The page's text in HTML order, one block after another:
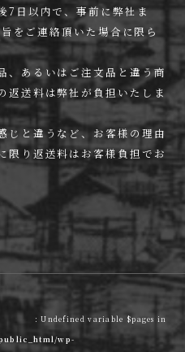
7日以内で、事前に弊社ま
をご連絡頂いた場合に限ら
あるいはご注文品と違う商
返送料は弊社が負担いたしま
と違うなど、お客様の理由
限り返送料はお客様負担でお
: Undefined variable $pages in
wp-